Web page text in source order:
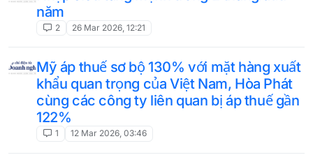
năm
2 26 Mar 2026, 12:21
Mỹ áp thuế sơ bộ 130% với mặt hàng xuất
khẩu quan trọng của Việt Nam, Hòa Phát
cùng các công ty liên quan bị áp thuế gần
122%
1 12 Mar 2026, 03:46